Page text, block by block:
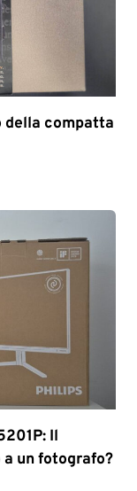
della compatta
Il
un fotografo?